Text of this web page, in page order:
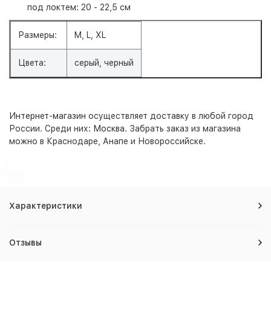
под локтем: 20 - 22,5 см
Размеры: M, L, XL
Цвета: серый, черный
Интернет-магазин осуществляет доставку в любой город
России. Среди них: Москва. Забрать заказ из магазина
можно в Краснодаре, Анапе и Новороссийске.
Характеристики
Отзывы